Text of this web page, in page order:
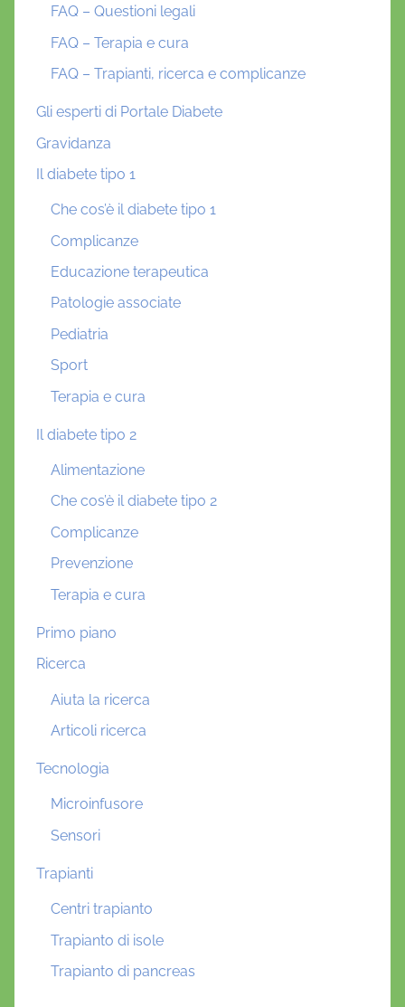
FAQ – Questioni legali
FAQ – Terapia e cura
FAQ – Trapianti, ricerca e complicanze
Gli esperti di Portale Diabete
Gravidanza
Il diabete tipo 1
Che cos’è il diabete tipo 1
Complicanze
Educazione terapeutica
Patologie associate
Pediatria
Sport
Terapia e cura
Il diabete tipo 2
Alimentazione
Che cos’è il diabete tipo 2
Complicanze
Prevenzione
Terapia e cura
Primo piano
Ricerca
Aiuta la ricerca
Articoli ricerca
Tecnologia
Microinfusore
Sensori
Trapianti
Centri trapianto
Trapianto di isole
Trapianto di pancreas